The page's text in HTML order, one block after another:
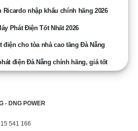
Ricardo nhập khẩu chính hãng 2026
Phát Điện Tốt Nhất 2026
điện cho tòa nhà cao tầng Đà Nẵng
điện Đà Nẵng chính hãng, giá tốt
- DNG POWER
541 166